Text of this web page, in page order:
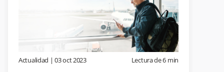
Actualidad |03 oct 2023 Lectura de6 min